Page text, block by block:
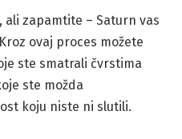
ali zapamtite – Saturn vas
ovaj proces možete
ste smatrali čvrstima
ste možda
koju niste ni slutili.